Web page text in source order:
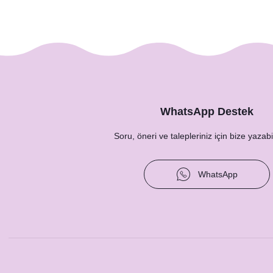
WhatsApp Destek
Soru, öneri ve talepleriniz için bize
WhatsApp